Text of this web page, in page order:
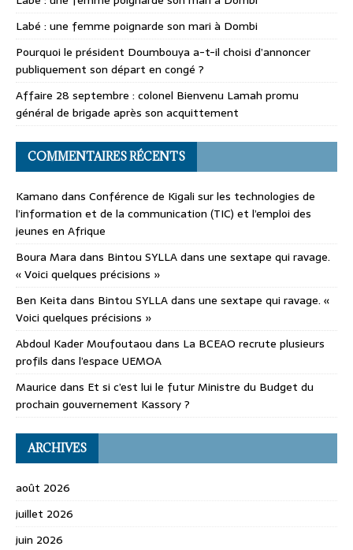
Labé : une femme poignarde son mari à Dombi
Pourquoi le président Doumbouya a-t-il choisi d’annoncer
publiquement son départ en congé ?
Affaire 28 septembre : colonel Bienvenu Lamah promu
général de brigade après son acquittement
COMMENTAIRES RÉCENTS
Kamano dans Conférence de Kigali sur les technologies de
l’information et de la communication (TIC) et l’emploi des
jeunes en Afrique
Boura Mara dans Bintou SYLLA dans une sextape qui ravage.
« Voici quelques précisions »
Ben Keita dans Bintou SYLLA dans une sextape qui ravage. «
Voici quelques précisions »
Abdoul Kader Moufoutaou dans La BCEAO recrute plusieurs
profils dans l’espace UEMOA
Maurice dans Et si c’est lui le futur Ministre du Budget du
prochain gouvernement Kassory ?
ARCHIVES
août 2026
juillet 2026
juin 2026